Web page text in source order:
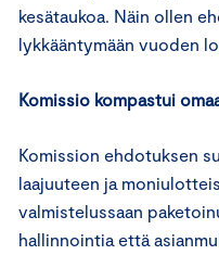
kesätaukoa. Näin ollen
lykkääntymään vuoden
Komissio kompastui
Komission ehdotuksen
laajuuteen ja
valmistelussaan
hallinnointia että